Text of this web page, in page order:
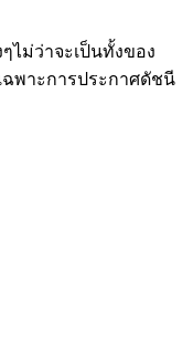
ไม่ว่าจะเป็นทั้งของ
พาะการประกาศดัชนี